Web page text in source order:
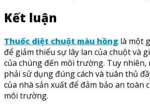
Kết luận
Thuốc diệt chuột màu hồng là một
để giảm thiểu sự lây lan của chuột và
của chúng đến môi trường. Tuy nhiên,
phải sử dụng đúng cách và tuân thủ
của nhà sản xuất để đảm bảo an toàn
môi trường.